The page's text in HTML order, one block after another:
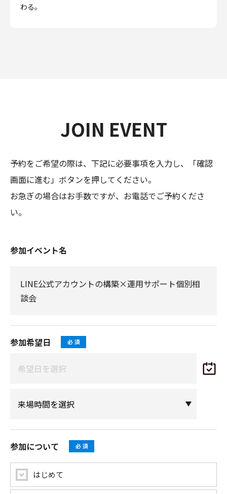
わる。
JOIN EVENT
予約をご希望の際は、下記に必要事項を入力し、「確認
画面に進む」ボタンを押してください。
お急ぎの場合はお手数ですが、お電話でご予約くださ
い。
参加イベント名
LINE公式アカウントの構築×運用サポート個別相
談会
参加希望日
参加について
はじめて